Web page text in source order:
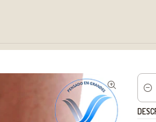
Despacho gratis en RM desde